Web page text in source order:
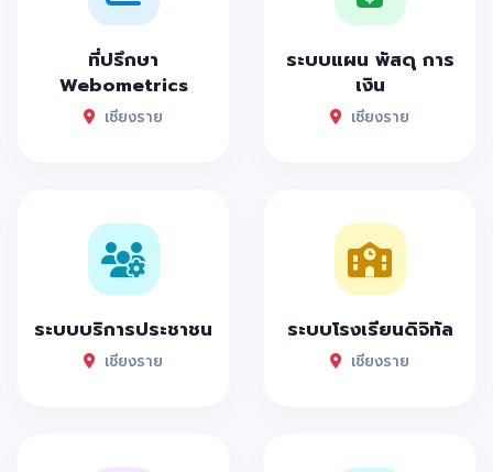
ที่ปรึกษา
Webometrics
เชียงราย
ระบบแผน พัสดุ การ
เงิน
เชียงราย
ระบบบริการประชาชน
เชียงราย
ระบบโรงเรียนดิจิทัล
เชียงราย